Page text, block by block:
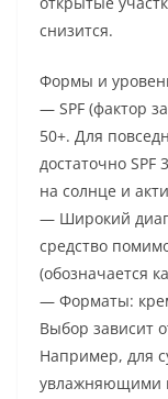
снизится.
Формы и
— SPF (фактор
50+. Для
достаточно SPF
на солнце и
— Широкий
средство
(обозначается
— Форматы:
Выбор зависит
Например, для
увлажняющими